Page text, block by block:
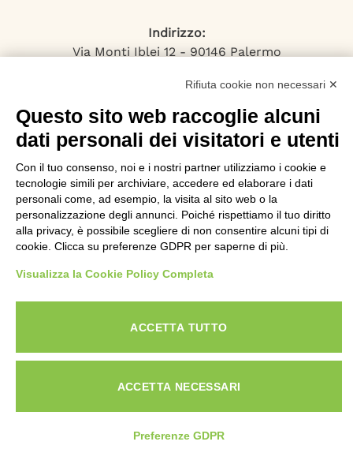
Indirizzo:
Via Monti Iblei 12 - 90146 Palermo
Numero Verde:
800-034.597
Email:
contattaci@specialistadebiti.it
I nostri servizi
Esdebitamento
Legge 3
Consolidamento Debiti
Sovraindebitamento
06876820827 - Web & Seo: Max Valle
Privacy e Cookie Policy
Rifiuta cookie non necessari ✕
Questo sito web raccoglie alcuni
dati personali dei visitatori e utenti
Con il tuo consenso, noi e i nostri partner utilizziamo i cookie e
tecnologie simili per archiviare, accedere ed elaborare i dati
personali come, ad esempio, la visita al sito web o la
personalizzazione degli annunci. Poiché rispettiamo il tuo diritto
alla privacy, è possibile scegliere di non consentire alcuni tipi di
cookie. Clicca su preferenze GDPR per saperne di più.
Visualizza la Cookie Policy Completa
ACCETTA TUTTO
ACCETTA NECESSARI
Preferenze GDPR